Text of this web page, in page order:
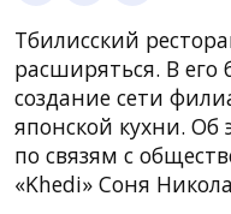
Тбилисский
расширяться. В
создание сети
японской кухни.
по связям с
«Khedi» Соня